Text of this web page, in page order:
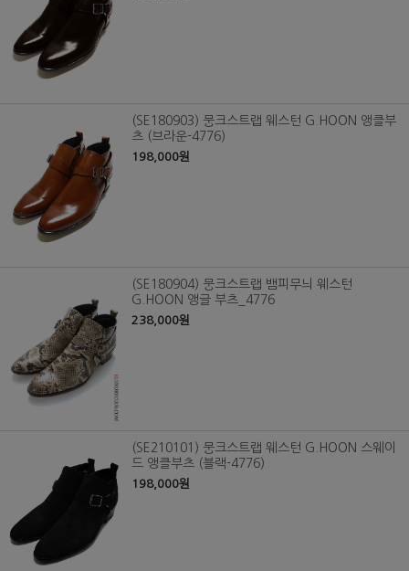
(SE180903) 뭉크스트랩 웨스턴 G.HOON 앵클부
츠 (브라운-4776)
198,000원
(SE180904) 뭉크스트랩 뱀피무늬 웨스턴
G.HOON 앵글 부츠_4776
238,000원
(SE210101) 뭉크스트랩 웨스턴 G.HOON 스웨이
드 앵클부츠 (블랙-4776)
198,000원